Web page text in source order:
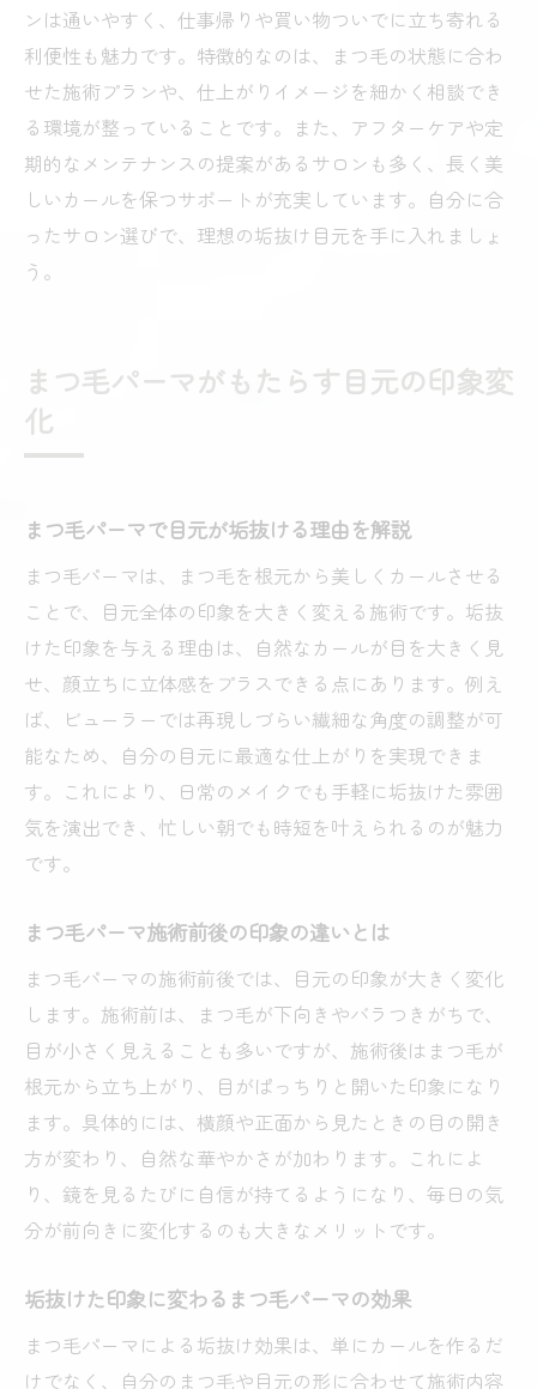
理想の目元に近づくまつ毛パーマの工夫集
まつ毛パーマ後のケアと持続性アップ方法
まつ毛パーマで毎日輝く目元を手に入れる
コツ
まつ毛パーマ選びで納得の垢抜け体験を
ンは通いやすく、仕事帰りや買い物ついでに立ち寄れる
利便性も魅力です。特徴的なのは、まつ毛の状態に合わ
せた施術プランや、仕上がりイメージを細かく相談でき
る環境が整っていることです。また、アフターケアや定
期的なメンテナンスの提案があるサロンも多く、長く美
しいカールを保つサポートが充実しています。自分に合
ったサロン選びで、理想の垢抜け目元を手に入れましょ
う。
まつ毛パーマがもたらす目元の印象変
化
まつ毛パーマで目元が垢抜ける理由を解説
まつ毛パーマは、まつ毛を根元から美しくカールさせる
ことで、目元全体の印象を大きく変える施術です。垢抜
けた印象を与える理由は、自然なカールが目を大きく見
せ、顔立ちに立体感をプラスできる点にあります。例え
ば、ビューラーでは再現しづらい繊細な角度の調整が可
能なため、自分の目元に最適な仕上がりを実現できま
す。これにより、日常のメイクでも手軽に垢抜けた雰囲
気を演出でき、忙しい朝でも時短を叶えられるのが魅力
です。
まつ毛パーマ施術前後の印象の違いとは
まつ毛パーマの施術前後では、目元の印象が大きく変化
します。施術前は、まつ毛が下向きやバラつきがちで、
目が小さく見えることも多いですが、施術後はまつ毛が
根元から立ち上がり、目がぱっちりと開いた印象になり
ます。具体的には、横顔や正面から見たときの目の開き
方が変わり、自然な華やかさが加わります。これによ
り、鏡を見るたびに自信が持てるようになり、毎日の気
分が前向きに変化するのも大きなメリットです。
垢抜けた印象に変わるまつ毛パーマの効果
まつ毛パーマによる垢抜け効果は、単にカールを作るだ
けでなく、自分のまつ毛や目元の形に合わせて施術内容